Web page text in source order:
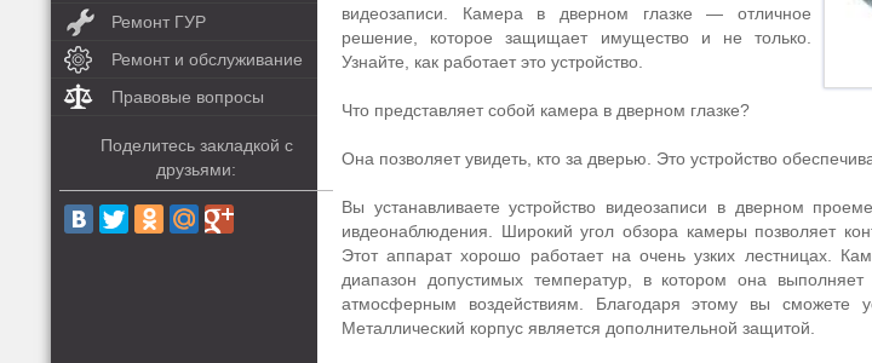
Ремонт ГУР
Ремонт и обслуживание
Правовые вопросы
Поделитесь закладкой с
друзьями:
видеозаписи. Камера в дверном глазке — отличное
решение, которое защищает имущество и не только.
Узнайте, как работает это устройство.
Что представляет собой камера в дверном глазке?
Она позволяет увидеть, кто за дверью. Это устройство
Вы устанавливаете устройство видеозаписи в дверном
ивдеонаблюдения. Широкий угол обзора камеры позволяет
Этот аппарат хорошо работает на очень узких лестницах.
диапазон допустимых температур, в котором она
атмосферным воздействиям. Благодаря этому вы сможете
Металлический корпус является дополнительной защитой.